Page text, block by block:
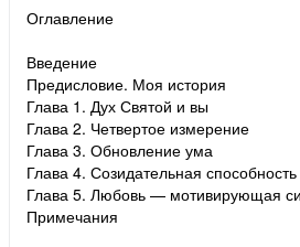
Оглавление
Введение
Предисловие. Моя история
Глава 1. Дух Святой и вы
Глава 2. Четвертое измерение
Глава 3. Обновление ума
Глава 4. Созидательная
Глава 5. Любовь — мотивирующая
Примечания